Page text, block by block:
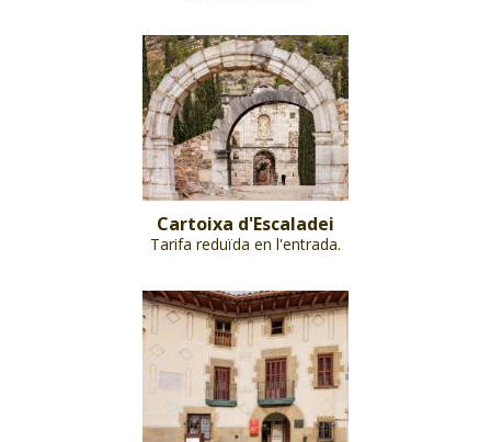
Cartoixa d'Escaladei
Tarifa reduïda en l'entrada.